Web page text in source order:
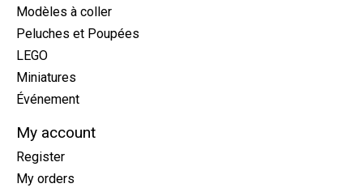
Modèles à coller
Peluches et Poupées
LEGO
Miniatures
Événement
My account
Register
My orders